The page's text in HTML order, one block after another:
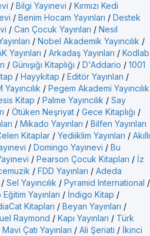
/ Bilgi Yayınevi / Kırmızı Kedi
/ Benim Hocam Yayınları / Destek
/ Can Çocuk Yayınları / Nesil
/ Nobel Akademik Yayıncılık /
Yayınları / Arkadaş Yayınları / Kodlab
/ Günışığı Kitaplığı / D'Addario / 1001
/ Hayykitap / Editör Yayınları /
Yayıncılık / Pegem Akademi Yayıncılık
Kitap / Palme Yayıncılık / Say
/ Ötüken Neşriyat / Gece Kitaplığı /
/ Mikado Yayınları / Bilfen Yayınları
Kitaplar / Yediiklim Yayınları / Akıllı
/ Domingo Yayınevi / Bu
/ Pearson Çocuk Kitapları / İz
/ FDD Yayınları / Adeda
/ Sel Yayıncılık / Pyramid International /
Yayınları / İndigo Kitap /
Kitapları / Beyan Yayınları /
Raymond / Kapı Yayınları / Türk
Mavi Çatı Yayınları / Ali Şeriati / İkinci